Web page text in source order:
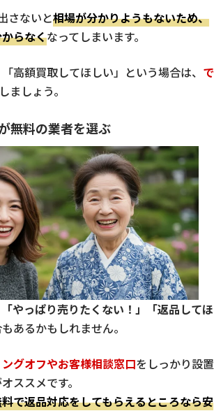
さないと相場が分かりようもないため、
らなくなってしまいます。
高額買取してほしい」という場合は、 で
ましょう。
無料の業者を選ぶ
「やっぱり売りたくない！」「返品してほ
あるかもしれません。
グオフやお客様相談窓口をしっかり設置
ススメです。
で返品対応をしてもらえるところなら安